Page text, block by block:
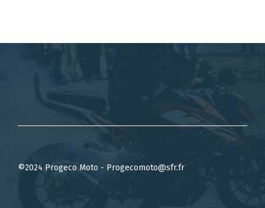
©2024 Progeco Moto - Progecomoto@sfr.fr